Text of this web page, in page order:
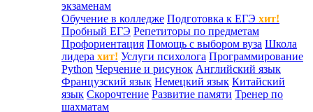
экзаменам
Обучение в колледже Подготовка к ЕГЭ хит!
Пробный ЕГЭ Репетиторы по предметам
Профориентация Помощь с выбором вуза Школа
лидера хит! Услуги психолога Программирование
Python Черчение и рисунок Английский язык
Французский язык Немецкий язык Китайский
язык Скорочтение Развитие памяти Тренер по
шахматам